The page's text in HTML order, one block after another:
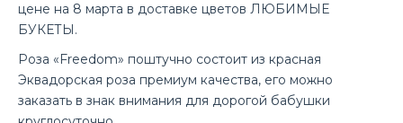
цене на 8 марта в доставке цветов ЛЮБИМЫЕ
БУКЕТЫ.
Роза «Freedom» поштучно состоит из красная
Эквадорская роза премиум качества, его можно
заказать в знак внимания для дорогой бабушки